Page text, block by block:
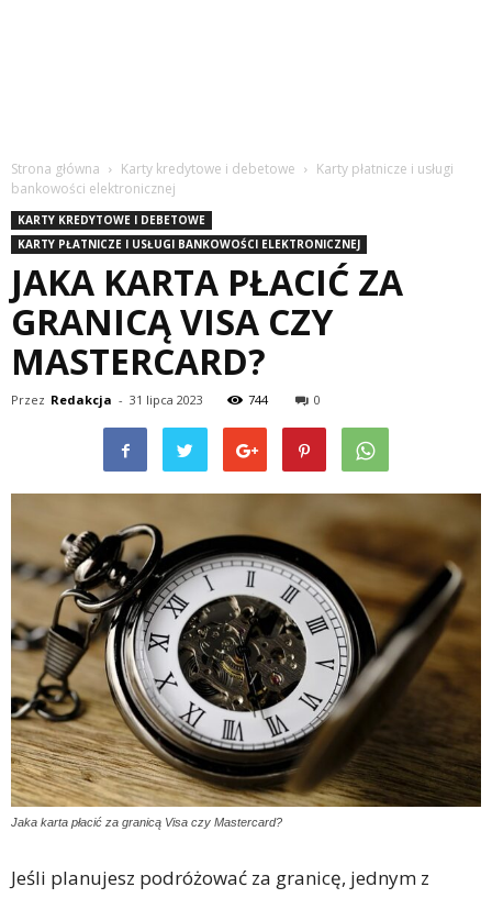
Strona główna Karty kredytowe i debetowe
Karty płatnicze i usługi
bankowości elektronicznej
KARTY KREDYTOWE I DEBETOWE
KARTY PŁATNICZE I USŁUGI BANKOWOŚCI ELEKTRONICZNEJ
JAKA KARTA PŁACIĆ ZA
GRANICĄ VISA CZY
MASTERCARD?
Przez Redakcja - 31 lipca 2023 744 0
Jaka karta płacić za granicą Visa czy Mastercard?
Jeśli planujesz podróżować za granicę, jednym z